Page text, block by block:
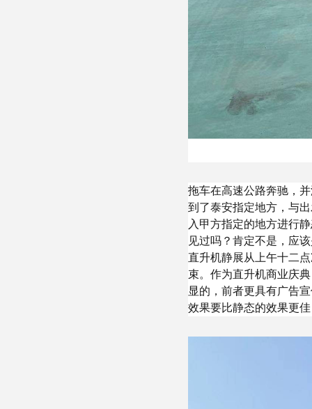
拖车在高速公路奔驰，
到了泰安指定地方，与
入甲方指定的地方进行
见过吗？肯定不是，应
直升机静展从上午十二
束。作为直升机商业庆
显的，前者更具有广告
效果要比静态的效果更